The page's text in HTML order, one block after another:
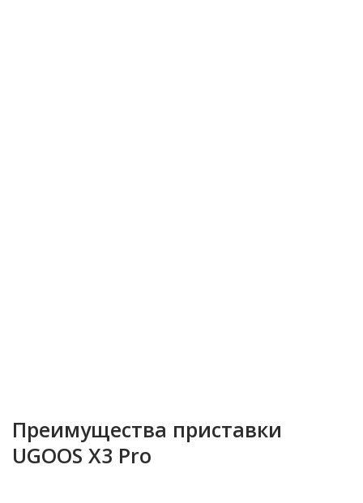
Преимущества приставки
UGOOS X3 Pro